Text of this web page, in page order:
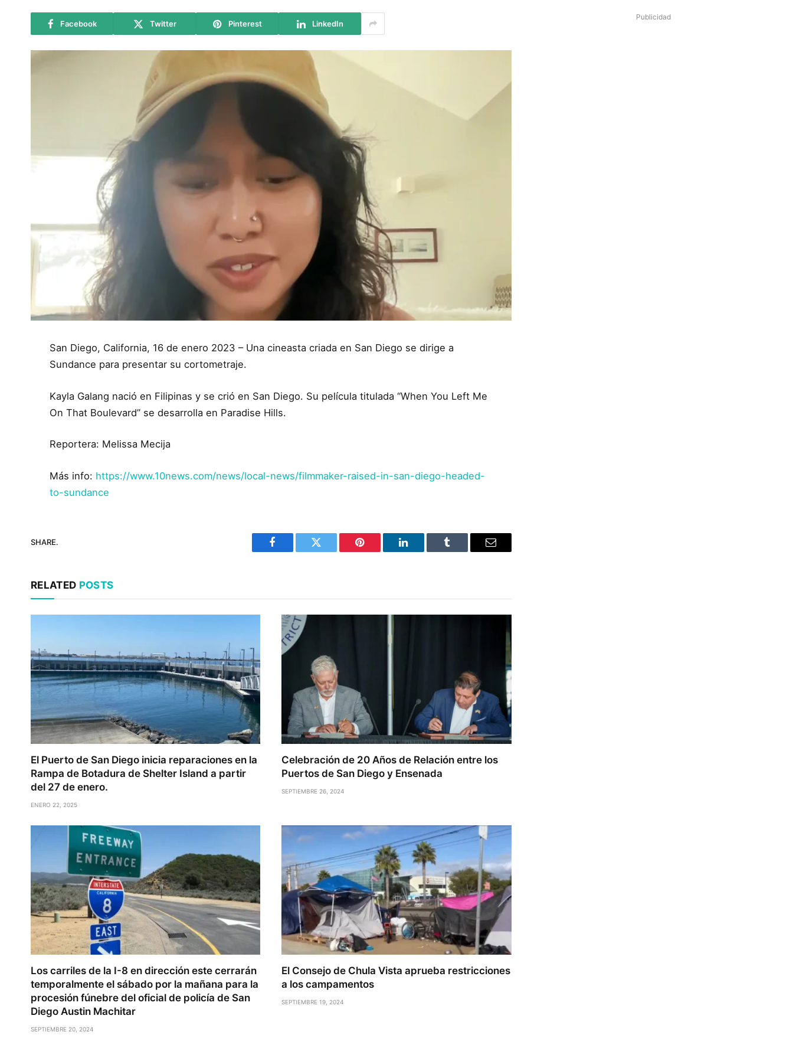
Facebook Twitter Pinterest LinkedIn
San Diego, California, 16 de enero 2023 – Una cineasta criada en San Diego se dirige a
Sundance para presentar su cortometraje.
Kayla Galang nació en Filipinas y se crió en San Diego. Su película titulada “When You Left Me
On That Boulevard” se desarrolla en Paradise Hills.
Reportera: Melissa Mecija
Más info: https://www.10news.com/news/local-news/filmmaker-raised-in-san-diego-headed-
to-sundance
SHARE.
Facebook Twitter Pinterest LinkedIn Tumblr Email
RELATED POSTS
El Puerto de San Diego inicia reparaciones en la
Rampa de Botadura de Shelter Island a partir
del 27 de enero.
ENERO 22, 2025
Celebración de 20 Años de Relación entre los
Puertos de San Diego y Ensenada
SEPTIEMBRE 26, 2024
Los carriles de la I-8 en dirección este cerrarán
temporalmente el sábado por la mañana para la
procesión fúnebre del oficial de policía de San
Diego Austin Machitar
SEPTIEMBRE 20, 2024
El Consejo de Chula Vista aprueba restricciones
a los campamentos
SEPTIEMBRE 19, 2024
Publicidad